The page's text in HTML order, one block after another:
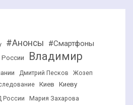
#Анонсы #Смартфоны
России
Владимир
Дмитрий Песков
Жозеп
Киев Киеву
России Мария Захарова